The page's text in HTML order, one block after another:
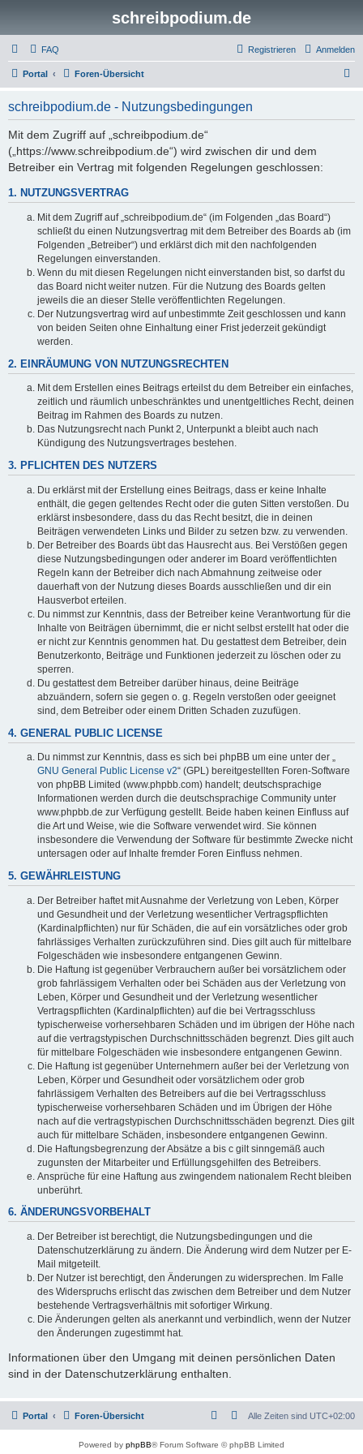
schreibpodium.de
FAQ Anmelden
Registrieren
Portal Foren-Übersicht
schreibpodium.de - Nutzungsbedingungen
Mit dem Zugriff auf „schreibpodium.de“
(„https://www.schreibpodium.de“) wird zwischen dir und dem
Betreiber ein Vertrag mit folgenden Regelungen geschlossen:
1. NUTZUNGSVERTRAG
Mit dem Zugriff auf „schreibpodium.de“ (im Folgenden „das Board“)
schließt du einen Nutzungsvertrag mit dem Betreiber des Boards ab (im
Folgenden „Betreiber“) und erklärst dich mit den nachfolgenden
Regelungen einverstanden.
Wenn du mit diesen Regelungen nicht einverstanden bist, so darfst du
das Board nicht weiter nutzen. Für die Nutzung des Boards gelten
jeweils die an dieser Stelle veröffentlichten Regelungen.
Der Nutzungsvertrag wird auf unbestimmte Zeit geschlossen und kann
von beiden Seiten ohne Einhaltung einer Frist jederzeit gekündigt
werden.
2. EINRÄUMUNG VON NUTZUNGSRECHTEN
Mit dem Erstellen eines Beitrags erteilst du dem Betreiber ein einfaches,
zeitlich und räumlich unbeschränktes und unentgeltliches Recht, deinen
Beitrag im Rahmen des Boards zu nutzen.
Das Nutzungsrecht nach Punkt 2, Unterpunkt a bleibt auch nach
Kündigung des Nutzungsvertrages bestehen.
3. PFLICHTEN DES NUTZERS
Du erklärst mit der Erstellung eines Beitrags, dass er keine Inhalte
enthält, die gegen geltendes Recht oder die guten Sitten verstoßen. Du
erklärst insbesondere, dass du das Recht besitzt, die in deinen
Beiträgen verwendeten Links und Bilder zu setzen bzw. zu verwenden.
Der Betreiber des Boards übt das Hausrecht aus. Bei Verstößen gegen
diese Nutzungsbedingungen oder anderer im Board veröffentlichten
Regeln kann der Betreiber dich nach Abmahnung zeitweise oder
dauerhaft von der Nutzung dieses Boards ausschließen und dir ein
Hausverbot erteilen.
Du nimmst zur Kenntnis, dass der Betreiber keine Verantwortung für die
Inhalte von Beiträgen übernimmt, die er nicht selbst erstellt hat oder die
er nicht zur Kenntnis genommen hat. Du gestattest dem Betreiber, dein
Benutzerkonto, Beiträge und Funktionen jederzeit zu löschen oder zu
sperren.
Du gestattest dem Betreiber darüber hinaus, deine Beiträge
abzuändern, sofern sie gegen o. g. Regeln verstoßen oder geeignet
sind, dem Betreiber oder einem Dritten Schaden zuzufügen.
4. GENERAL PUBLIC LICENSE
Du nimmst zur Kenntnis, dass es sich bei phpBB um eine unter der „
GNU General Public License v2“ (GPL) bereitgestellten Foren-Software
von phpBB Limited (www.phpbb.com) handelt; deutschsprachige
Informationen werden durch die deutschsprachige Community unter
www.phpbb.de zur Verfügung gestellt. Beide haben keinen Einfluss auf
die Art und Weise, wie die Software verwendet wird. Sie können
insbesondere die Verwendung der Software für bestimmte Zwecke nicht
untersagen oder auf Inhalte fremder Foren Einfluss nehmen.
5. GEWÄHRLEISTUNG
Der Betreiber haftet mit Ausnahme der Verletzung von Leben, Körper
und Gesundheit und der Verletzung wesentlicher Vertragspflichten
(Kardinalpflichten) nur für Schäden, die auf ein vorsätzliches oder grob
fahrlässiges Verhalten zurückzuführen sind. Dies gilt auch für mittelbare
Folgeschäden wie insbesondere entgangenen Gewinn.
Die Haftung ist gegenüber Verbrauchern außer bei vorsätzlichem oder
grob fahrlässigem Verhalten oder bei Schäden aus der Verletzung von
Leben, Körper und Gesundheit und der Verletzung wesentlicher
Vertragspflichten (Kardinalpflichten) auf die bei Vertragsschluss
typischerweise vorhersehbaren Schäden und im übrigen der Höhe nach
auf die vertragstypischen Durchschnittsschäden begrenzt. Dies gilt auch
für mittelbare Folgeschäden wie insbesondere entgangenen Gewinn.
Die Haftung ist gegenüber Unternehmern außer bei der Verletzung von
Leben, Körper und Gesundheit oder vorsätzlichem oder grob
fahrlässigem Verhalten des Betreibers auf die bei Vertragsschluss
typischerweise vorhersehbaren Schäden und im Übrigen der Höhe
nach auf die vertragstypischen Durchschnittsschäden begrenzt. Dies gilt
auch für mittelbare Schäden, insbesondere entgangenen Gewinn.
Die Haftungsbegrenzung der Absätze a bis c gilt sinngemäß auch
zugunsten der Mitarbeiter und Erfüllungsgehilfen des Betreibers.
Ansprüche für eine Haftung aus zwingendem nationalem Recht bleiben
unberührt.
6. ÄNDERUNGSVORBEHALT
Der Betreiber ist berechtigt, die Nutzungsbedingungen und die
Datenschutzerklärung zu ändern. Die Änderung wird dem Nutzer per E-
Mail mitgeteilt.
Der Nutzer ist berechtigt, den Änderungen zu widersprechen. Im Falle
des Widerspruchs erlischt das zwischen dem Betreiber und dem Nutzer
bestehende Vertragsverhältnis mit sofortiger Wirkung.
Die Änderungen gelten als anerkannt und verbindlich, wenn der Nutzer
den Änderungen zugestimmt hat.
Informationen über den Umgang mit deinen persönlichen Daten
sind in der Datenschutzerklärung enthalten.
Portal Foren-Übersicht Alle Zeiten sind UTC+02:00
Powered by phpBB® Forum Software © phpBB Limited